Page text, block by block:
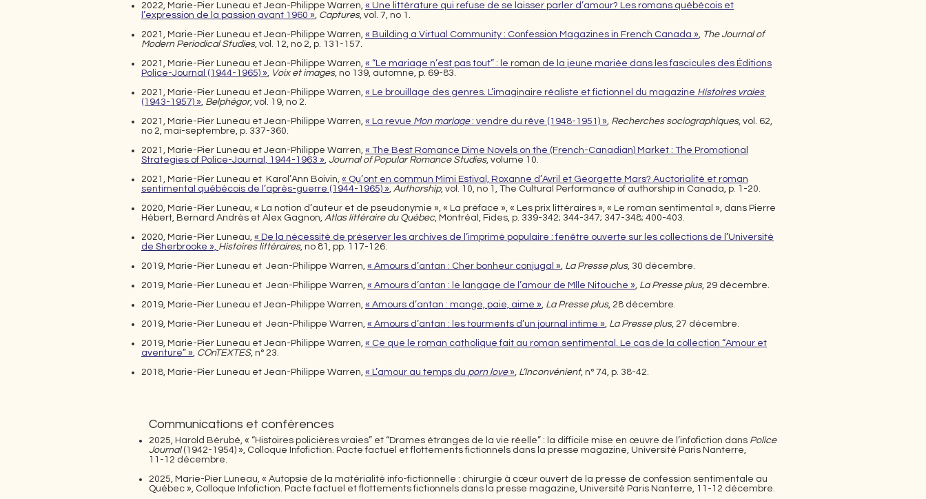
2022, Marie-Pier Luneau et Jean-Philippe Warren, « Une littérature qui refuse de se laisser parler d’amour? Les romans québécois et
l’expression de la passion avant 1960 », Captures, vol. 7, no 1.
2021, Marie-Pier Luneau et Jean-Philippe Warren, « Building a Virtual Community : Confession Magazines in French Canada », The Journal of
Modern Periodical Studies, vol. 12, no 2, p. 131-157.
2021, Marie-Pier Luneau et Jean-Philippe Warren, « “Le mariage n’est pas tout” : le roman de la jeune mariée dans les fascicules des Éditions
Police-Journal (1944-1965) », Voix et images, no 139, automne, p. 69-83.
2021, Marie-Pier Luneau et Jean-Philippe Warren, « Le brouillage des genres. L’imaginaire réaliste etfictionnel du magazine Histoires vraies
(1943-1957) », Belphégor, vol. 19, no 2.
2021, Marie-Pier Luneau et Jean-Philippe Warren, « La revue Mon mariage: vendre du rêve (1 948-1951) », Recherches sociographiques, vol. 62,
no 2, mai-septembre, p. 337-360.
2021, Marie-Pier Luneau et Jean-Philippe Warren, « The Best Romance Dime Novels on the (French-Canadian) Market : The Promotional
Strategies of Police-Journal, 1944-1963 », Journal of Popular Romance Studies, volume 10.
2021, Marie-Pier Luneau et Karol’Ann Boivin, « Qu’ont en commun Mimi Estival, Roxanne d’Avril et Georgette Mars? Auctorialité et roman
sentimental québécois de l’après-guerre (1944-1965) », Authorship, vol. 10, no 1, The Cultural Performance of authorship in Canada, p. 1-20.
2020, Marie-Pier Luneau, « La notion d’auteur et de pseudonymie », « La préface », « Les prix littéraires », « Le roman sentimental », dans Pierre
Hébert, Bernard Andrès et Alex Gagnon, Atlas littéraire du Québec, Montréal, Fides, p. 339-342; 344-347; 347-348; 400-403.
2020, Marie-Pier Luneau, « De la nécessité de préserver les archives de l’imprimé populaire : fenêtre ouverte sur les collections de l’Université
de Sherbrooke », Histoires littéraires, no 81, pp. 117-126.
2019, Marie-Pier Luneau et Jean-Philippe Warren, « Amours d’antan : Cher bonheur conjugal », La Presse plus, 30 décembre.
2019, Marie-Pier Luneau et Jean-Philippe Warren, « Amours d’antan : le langage de l’amour de Mlle Nitouche », La Presse plus, 29 décembre.
2019, Marie-Pier Luneau et Jean-Philippe Warren, « Amours d’antan : mange, paie, aime », La Presse plus, 28 décembre.
2019, Marie-Pier Luneau et Jean-Philippe Warren, « Amours d’antan : les tourments d’un journal intime », La Presse plus, 27 décembre.
2019, Marie-Pier Luneau et Jean-Philippe Warren, « Ce que le roman catholique fait au roman sentimental. Le cas de la collection “Amour et
aventure” », COnTEXTES, n° 23.
2018, Marie-Pier Luneau et Jean-Philippe Warren, « L’amour au temps du porn love», L’Inconvénient, n° 74, p. 38-42.
Communications et conférences
2025, Harold Bérubé, « “Histoires policières vraies” et “Drames étranges de la vie réelle” : la difficile mise en œuvre de l’infofiction dans Police
Journal(1942-1954) », Colloque Infofiction. Pacte factuel et flottements fictionnels dans la presse magazine, Université Paris Nanterre,
11-12 décembre.
2025, Marie-Pier Luneau, « Autopsie de la matérialité info-fictionnelle : chirurgie à cœur ouvert de la presse de confession sentimentale au
Québec », Colloque Infofiction. Pacte factuel et flottements fictionnels dans la presse magazine, Université Paris Nanterre, 11-12 décembre.